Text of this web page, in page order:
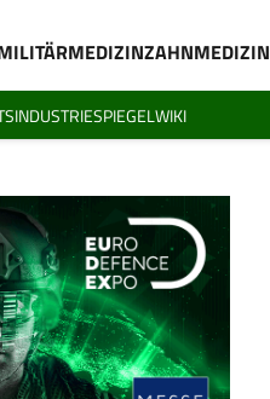
ZAHNMEDIZIN
INDUSTRIESPIEGELWIKI